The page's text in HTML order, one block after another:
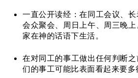
一直公开读经：在同工会议、长
会众聚会、周日上午、周三晚
家在神的话语下生活。
在对同工的事工做出任何判断
们的事工可能比表面看起来要多